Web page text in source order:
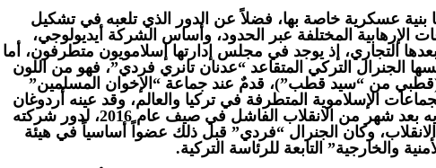
بنية عسكرية خاصة بها، فضلاً عن الدور الذي تلعبه في تشكيل
الإرهابية المختلفة عبر الحدود، وأساس الشركة أيديولوجي،
بعدها التجاري، إذ يوجد في مجلس إدارتها إسلامويون متطرفون، أما
الجنرال التركي المتقاعد “عدنان تانري فردي”، فهو من اللون
(قطبي من “سيد قطب”)، قدمٌ عند جماعة “الإخوان المسلمين”
الإسلاموية المتطرفة في تركيا والعالم، وقد عينه أردوغان
كبير مستشاريه بعد شهر من الانقلاب الفاشل في صيف عام 2016، لدور شركته
وكان الجنرال “فردي” قبل ذلك عضواً أساسياً في هيئة
والخارجية” التابعة للرئاسة التركية.